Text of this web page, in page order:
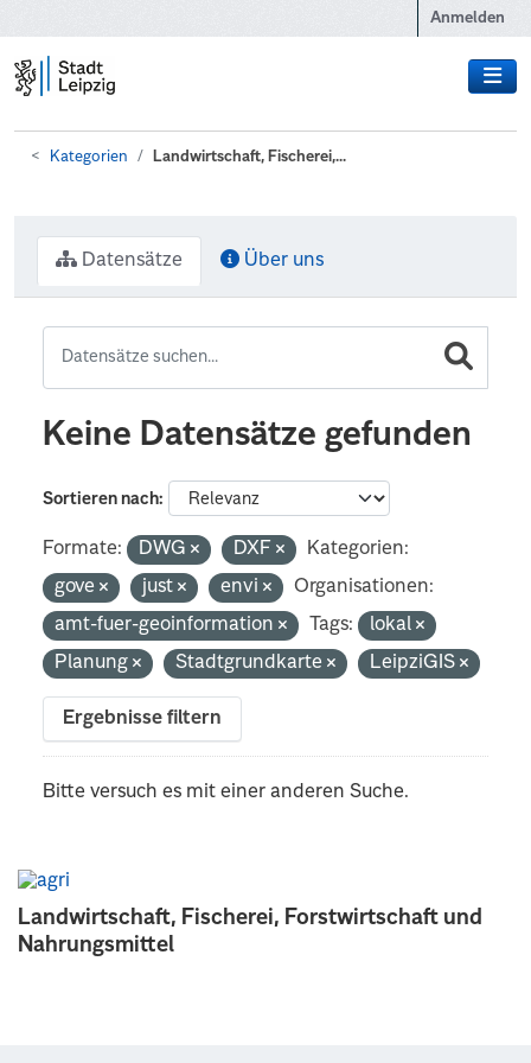
Anmelden
Kategorien Landwirtschaft, Fischerei,...
Landwirtschaft, Fischerei, Forstwirtschaft und
Nahrungsmittel
Datensätze Über uns
Keine Datensätze gefunden
Sortieren nach
Formate: DWG DXF
Kategorien:
gove
just envi
Organisationen:
amt-fuer-geoinformation
Tags:
lokal
Planung
Stadtgrundkarte LeipziGIS
Ergebnisse filtern
Bitte versuch es mit einer anderen Suche.